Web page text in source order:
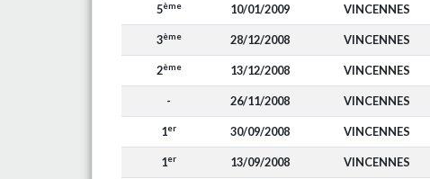
5ème 10/01/2009 VINCENNES
3ème 28/12/2008 VINCENNES
2ème 13/12/2008 VINCENNES
- 26/11/2008 VINCENNES
1er 30/09/2008 VINCENNES
1er 13/09/2008 VINCENNES